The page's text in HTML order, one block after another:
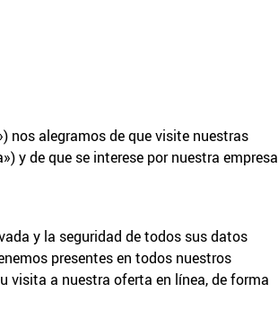
nos alegramos de que visite nuestras
y de que se interese por nuestra empresa
y la seguridad de todos sus datos
presentes en todos nuestros
visita a nuestra oferta en línea, de forma